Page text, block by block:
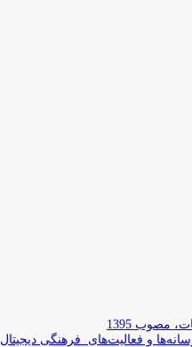
مصوب 1395
و فعالیت‌­های فرهنگی دیجیتال